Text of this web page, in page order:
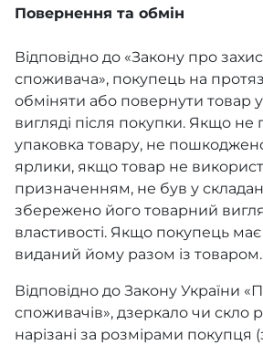
Повернення та обмін
Відповідно до «Закону про
споживача», покупець на
обміняти або повернути товар
вигляді після покупки. Якщо
упаковка товару, не
ярлики, якщо товар не
призначенням, не був у
збережено його товарний
властивості. Якщо покупець
виданий йому разом із товаром.
Відповідно до Закону України
споживачів», дзеркало чи скло
нарізані за розмірами покупця